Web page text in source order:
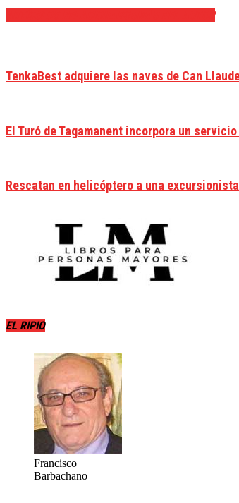
TenkaBest adquiere las naves de Can
El Turó de Tagamanent incorpora un
Rescatan en helicóptero a una
EL RIPIO
Francisco
Barbachano